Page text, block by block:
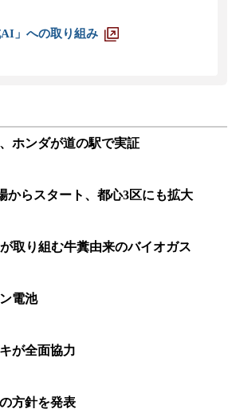
」への取り組み
ホンダが道の駅で実証
からスタート、都心3区にも拡大
取り組む牛糞由来のバイオガス
電池
が全面協力
方針を発表